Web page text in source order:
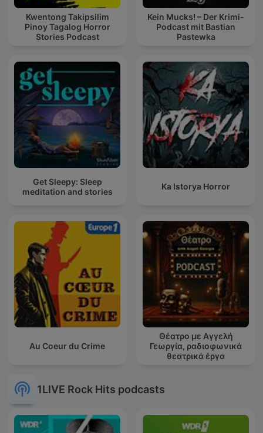
Kwentong Takipsilim
Pinoy Tagalog Horror
Stories Podcast
Kein Mucks! – Der Krimi-
Podcast mit Bastian
Pastewka
Get Sleepy: Sleep
meditation and stories
Ka Istorya Horror
Au Coeur du Crime
Θέατρο με Αγγελή
Γεωργία, ραδιοφωνικά
θεατρικά έργα
1LIVE Rock Hits podcasts